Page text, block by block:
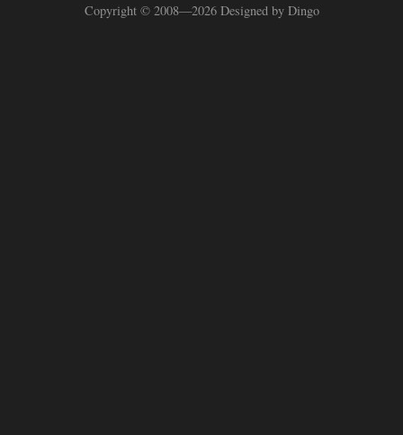
Copyright © 2008—2026 Designed by Dingo